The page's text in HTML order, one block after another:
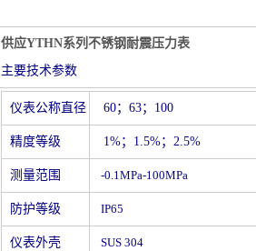
供应YTHN系列不锈钢耐震压力表
主要技术参数
仪表公称直径 60；63；100
精度等级 1%；1.5%；2.5%
测量范围 -0.1MPa-100MPa
防护等级 IP65
仪表外壳 SUS 304